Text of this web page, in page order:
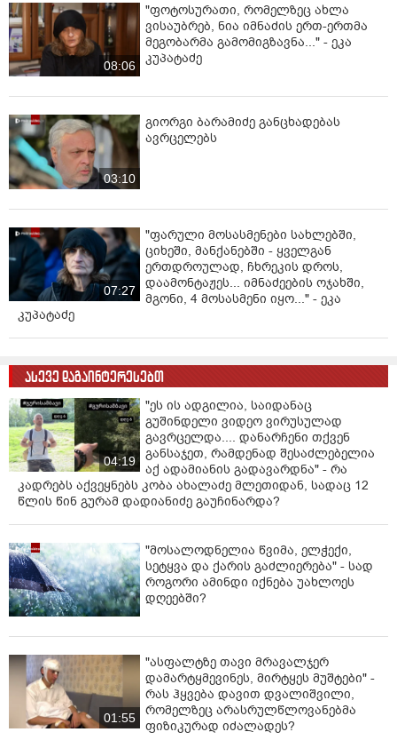
08:06
"ფოტოსურათი, რომელზეც ახლა
ვისაუბრებ, ნია იმნაძის ერთ-ერთმა
მეგობარმა გამომიგზავნა..." - ეკა
კუპატაძე
03:10
გიორგი ბარამიძე განცხადებას
ავრცელებს
07:27
"ფარული მოსასმენები სახლებში,
ციხეში, მანქანებში - ყველგან
ერთდროულად, ჩხრეკის დროს,
დაამონტაჟეს... იმნაძეების ოჯახში,
მგონი, 4 მოსასმენი იყო..." - ეკა
კუპატაძე
ასევე დაგაინტერესებთ
04:19
"ეს ის ადგილია, საიდანაც
გუშინდელი ვიდეო ვირუსულად
გავრცელდა.... დანარჩენი თქვენ
განსაჯეთ, რამდენად შესაძლებელია
აქ ადამიანის გადავარდნა" - რა
კადრებს აქვეყნებს კობა ახალაძე მლეთიდან, სადაც 12
წლის წინ გურამ დადიანიძე გაუჩინარდა?
"მოსალოდნელია წვიმა, ელჭექი,
სეტყვა და ქარის გაძლიერება" - სად
როგორი ამინდი იქნება უახლოეს
დღეებში?
01:55
"ასფალტზე თავი მრავალჯერ
დამარტყმევინეს, მირტყეს მუშტები" -
რას ჰყვება დავით დვალიშვილი,
რომელზეც არასრულწლოვანებმა
ფიზიკურად იძალადეს?